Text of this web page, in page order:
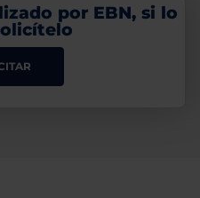
por EBN, si lo